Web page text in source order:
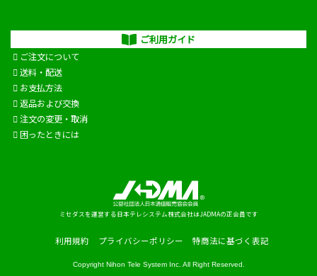
ご利用ガイド
ご注文について
送料・配送
お支払方法
返品および交換
注文の変更・取消
困ったときには
ミセダスを運営する日本テレシステム株式会社はJADMAの正会員です
利用規約 プライバシーポリシー 特商法に基づく表記
Copyright Nihon Tele System Inc. All Right Reserved.